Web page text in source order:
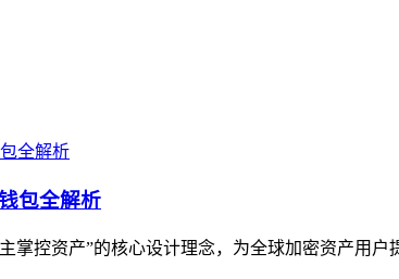
包全解析
掌控资产”的核心设计理念，为全球加密资产用